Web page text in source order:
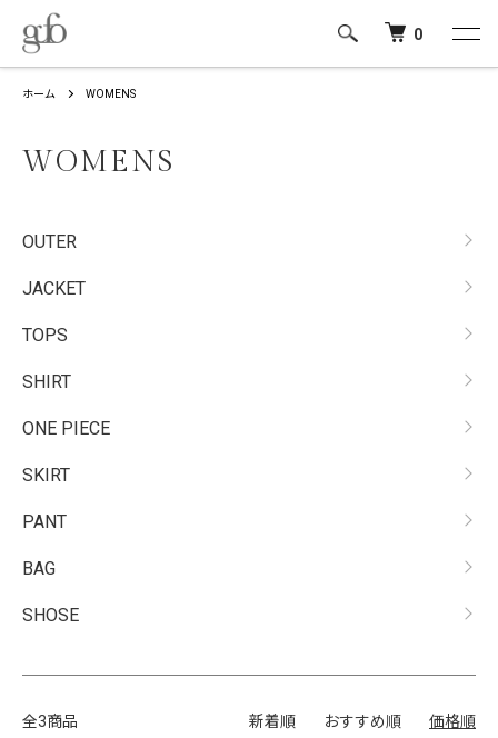
0
ホーム WOMENS
WOMENS
カテゴリー一覧
OUTER
JACKET
TOPS
SHIRT
ONE PIECE
SKIRT
PANT
BAG
SHOSE
全3商品 新着順 おすすめ順 価格順